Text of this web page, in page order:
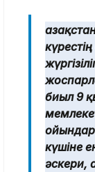
биыл 9
күшіне
әскери,